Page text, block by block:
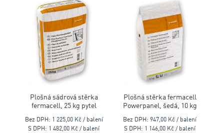
Plošná sádrová stěrka
fermacell, 25 kg pytel
Bez DPH: 1 225,00 Kč / balení
S DPH: 1 482,00 Kč / balení
Plošná stěrka fermacell
Powerpanel, šedá, 10 kg
Bez DPH: 947,00 Kč / balení
S DPH: 1 146,00 Kč / balení